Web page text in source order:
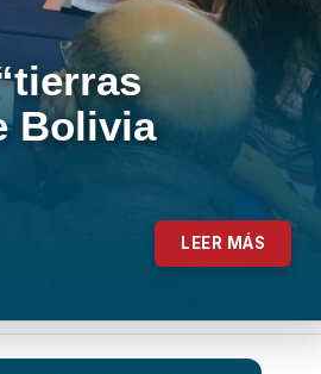
Bolivia
LEER MÁS